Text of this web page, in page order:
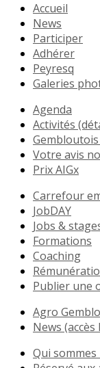
Accueil
News
Participer
Adhérer
Peyresq
Galeries
Agenda
Activités
Votre avis
Prix AIGx
Carrefour
JobDAY
Jobs &
Formations
Coaching
Publier une
Agro
News
Qui sommes